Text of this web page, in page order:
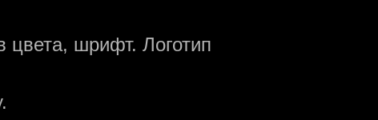
цвета, шрифт. Логотип